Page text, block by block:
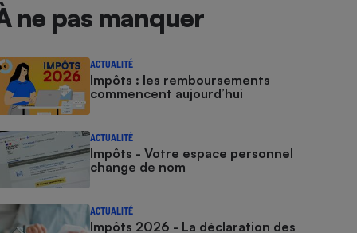
ne pas manquer
ACTUALITÉ
Impôts : les remboursements
commencent aujourd’hui
ACTUALITÉ
Impôts - Votre espace personnel
change de nom
ACTUALITÉ
Impôts 2026 - La déclaration des